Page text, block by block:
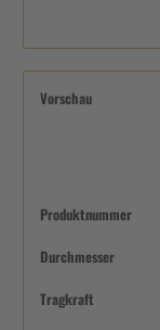
Vorschau
Produktnummer
Durchmesser
Tragkraft